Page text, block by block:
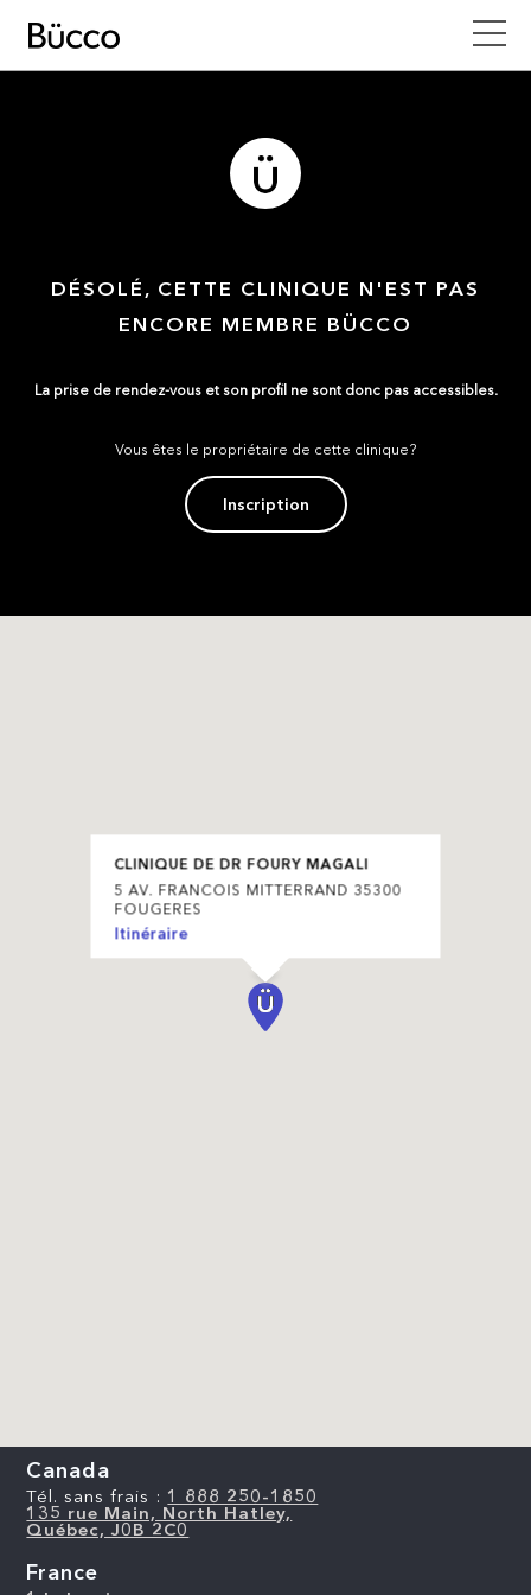
DÉSOLÉ, CETTE CLINIQUE N'EST PAS
ENCORE MEMBRE BÜCCO
La prise de rendez-vous et son profil ne sont donc pas accessibles.
Vous êtes le propriétaire de cette clinique?
Inscription
CLINIQUE DE DR FOURY MAGALI
5 AV. FRANCOIS MITTERRAND 35300
FOUGERES
Itinéraire
Canada
Tél. sans frais : 1 888 250-1850
135 rue Main, North Hatley,
Québec, J0B 2C0
France